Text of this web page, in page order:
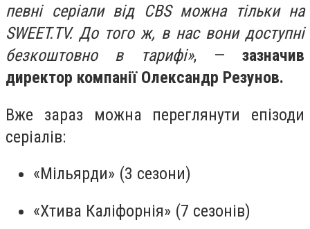
певні серіали від CBS можна тільки на
SWEET.TV. До того ж, в нас вони доступні
безкоштовно в тарифі», — зазначив
директор компанії Олександр Резунов.
Вже зараз можна переглянути епізоди
серіалів:
«Мільярди» (3 сезони)
«Хтива Каліфорнія» (7 сезонів)